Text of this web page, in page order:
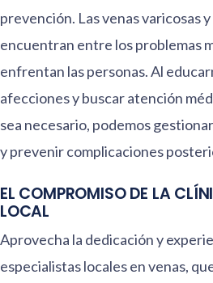
prevención. Las venas varicosas
encuentran entre los problemas
enfrentan las personas. Al
afecciones y buscar atención
sea necesario, podemos
y prevenir complicaciones
EL COMPROMISO DE LA
LOCAL
Aprovecha la dedicación y
especialistas locales en venas,